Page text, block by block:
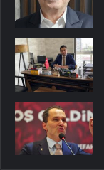
Son Yazılar